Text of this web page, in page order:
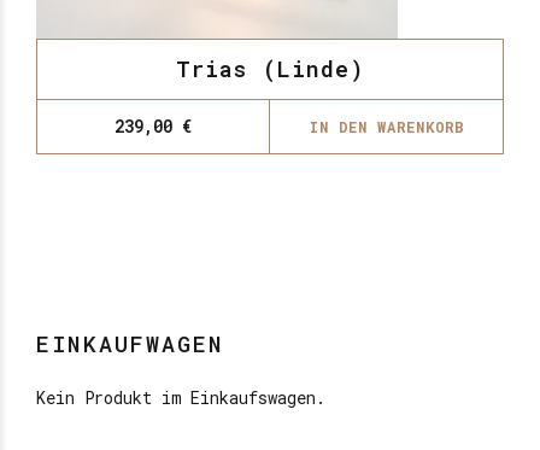
Trias (Linde)
239,00 € IN DEN WARENKORB
EINKAUFWAGEN
Kein Produkt im Einkaufswagen.